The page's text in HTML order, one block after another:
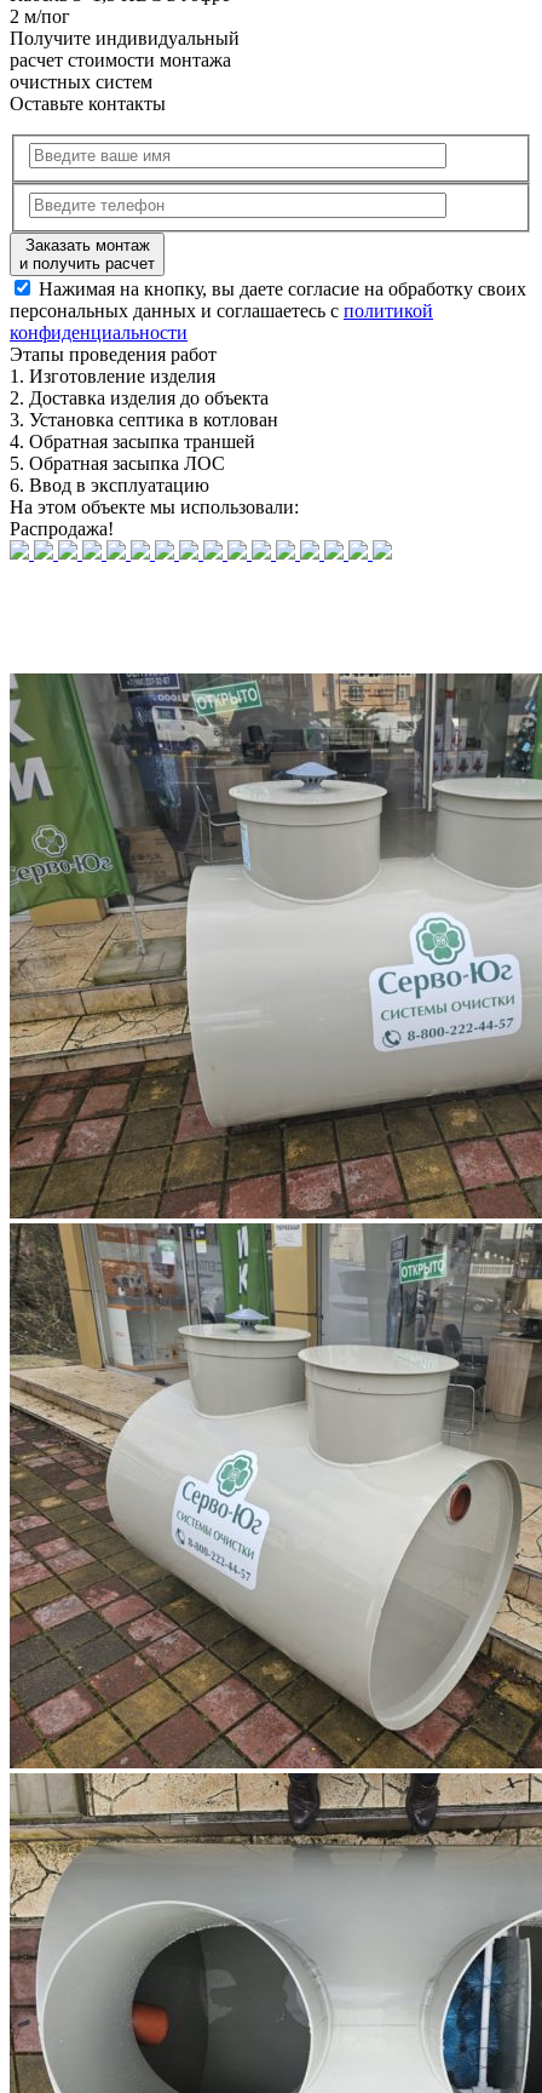
2 м/пог
Получите индивидуальный
расчет стоимости монтажа
очистных систем
Оставьте контакты
Заказать монтаж
и получить расчет
Нажимая на кнопку, вы даете согласие на обработку своих
персональных данных и соглашаетесь с политикой
конфиденциальности
Этапы проведения работ
1. Изготовление изделия
2. Доставка изделия до объекта
3. Установка септика в котлован
4. Обратная засыпка траншей
5. Обратная засыпка ЛОС
6. Ввод в эксплуатацию
На этом объекте мы использовали:
Распродажа!